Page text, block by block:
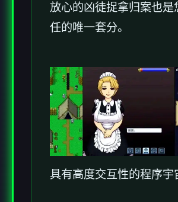
放心的凶徒捉拿归案也是
任的唯一套分。
具有高度交互性的程序宇